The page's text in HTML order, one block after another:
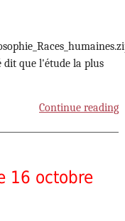
dit que l'étude la plus
Continue reading
16 octobre